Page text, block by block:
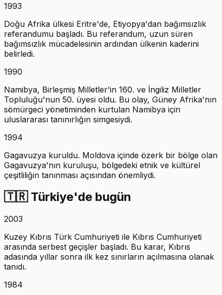
1993
Doğu Afrika ülkesi Eritre'de, Etiyopya'dan bağımsızlık
referandumu başladı. Bu referandum, uzun süren
bağımsızlık mücadelesinin ardından ülkenin kaderini
belirledi.
1990
Namibya, Birleşmiş Milletler'in 160. ve İngiliz Milletler
Topluluğu'nun 50. üyesi oldu. Bu olay, Güney Afrika'nın
sömürgeci yönetiminden kurtulan Namibya için
uluslararası tanınırlığın simgesiydi.
1994
Gagavuzya kuruldu. Moldova içinde özerk bir bölge olan
Gagavuzya'nın kuruluşu, bölgedeki etnik ve kültürel
çeşitliliğin tanınması açısından önemliydi.
🇹🇷 Türkiye'de bugün
2003
Kuzey Kıbrıs Türk Cumhuriyeti ile Kıbrıs Cumhuriyeti
arasında serbest geçişler başladı. Bu karar, Kıbrıs
adasında yıllar sonra ilk kez sınırların açılmasına olanak
tanıdı.
1984